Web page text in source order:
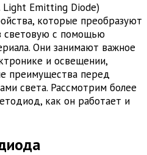
Light Emitting Diode)
которые преобразуют
световую с помощью
Они занимают важное
и освещении,
преимущества перед
света. Рассмотрим более
как он работает и